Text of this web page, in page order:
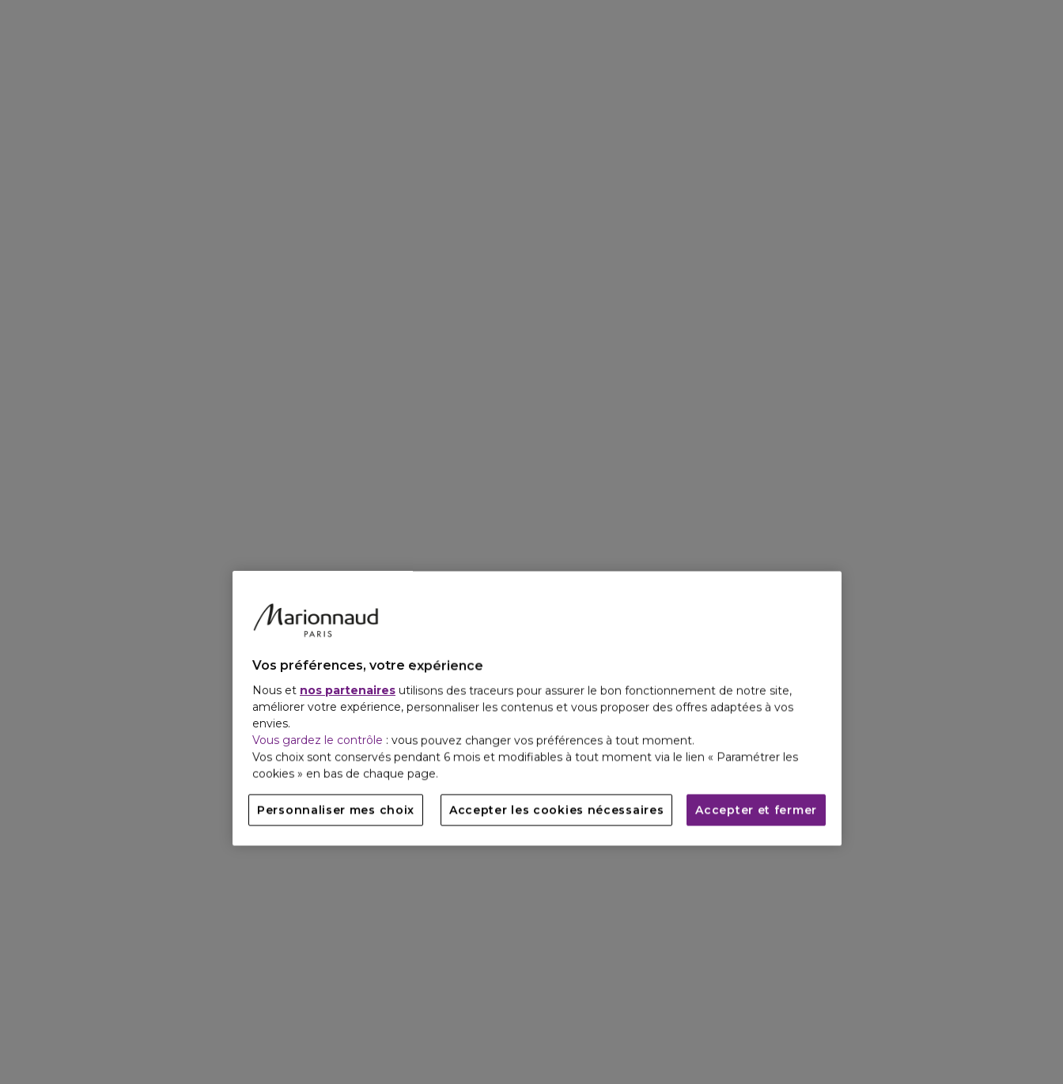
Vos préférences, votre expérience
Nous et nos partenaires utilisons des traceurs pour assurer le bon fonctionnement de notre site,
améliorer votre expérience, personnaliser les contenus et vous proposer des offres adaptées à vos
envies.
Vous gardez le contrôle : vous pouvez changer vos préférences à tout moment.
Vos choix sont conservés pendant 6 mois et modifiables à tout moment via le lien « Paramétrer les
cookies » en bas de chaque page.
Personnaliser mes choix Accepter les cookies nécessaires Accepter et fermer